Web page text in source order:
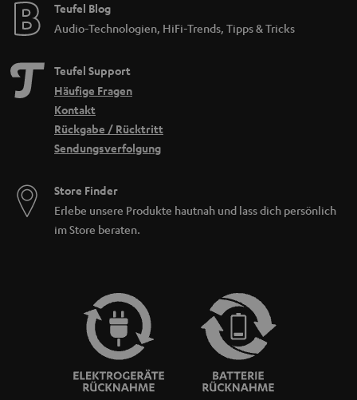
Teufel Blog
Audio-Technologien, HiFi-Trends, Tipps & Tricks
Teufel Support
Häufige Fragen
Kontakt
Rückgabe / Rücktritt
Sendungsverfolgung
Store Finder
Erlebe unsere Produkte hautnah und lass dich persönlich
im Store beraten.